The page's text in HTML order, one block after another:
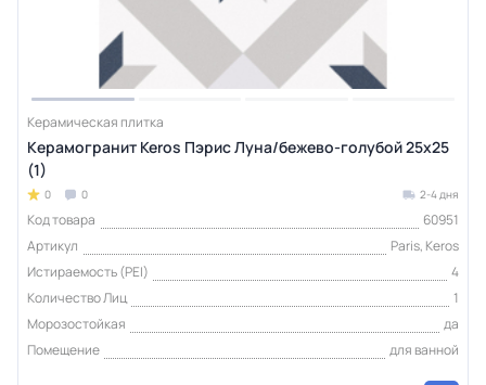
Керамическая плитка
Керамогранит Keros Пэрис Луна/бежево-голубой 25x25
(1)
0 0 2-4 дня
Код товара
60951
Артикул
Paris, Keros
Истираемость (PEI)
4
Количество Лиц
1
Морозостойкая
да
Помещение
для ванной